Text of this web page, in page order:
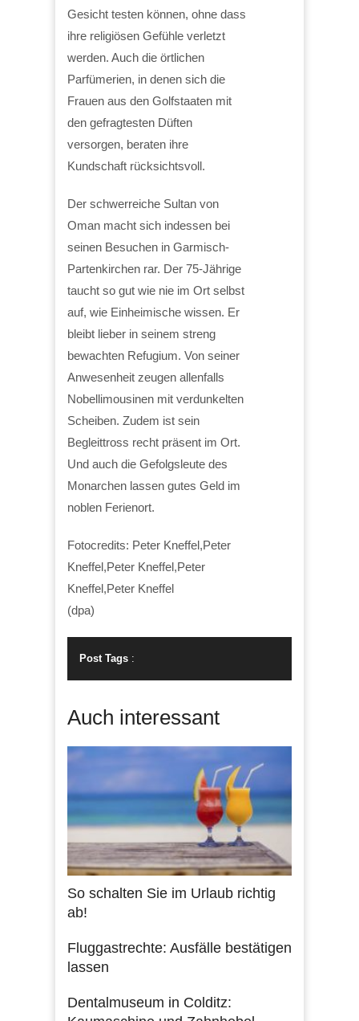
Gesicht testen können, ohne dass
ihre religiösen Gefühle verletzt
werden. Auch die örtlichen
Parfümerien, in denen sich die
Frauen aus den Golfstaaten mit
den gefragtesten Düften
versorgen, beraten ihre
Kundschaft rücksichtsvoll.
Der schwerreiche Sultan von
Oman macht sich indessen bei
seinen Besuchen in Garmisch-
Partenkirchen rar. Der 75-Jährige
taucht so gut wie nie im Ort selbst
auf, wie Einheimische wissen. Er
bleibt lieber in seinem streng
bewachten Refugium. Von seiner
Anwesenheit zeugen allenfalls
Nobellimousinen mit verdunkelten
Scheiben. Zudem ist sein
Begleittross recht präsent im Ort.
Und auch die Gefolgsleute des
Monarchen lassen gutes Geld im
noblen Ferienort.
Fotocredits: Peter Kneffel,Peter
Kneffel,Peter Kneffel,Peter
Kneffel,Peter Kneffel
(dpa)
Post Tags :
Auch interessant
So schalten Sie im Urlaub richtig
ab!
Fluggastrechte: Ausfälle bestätigen
lassen
Dentalmuseum in Colditz: